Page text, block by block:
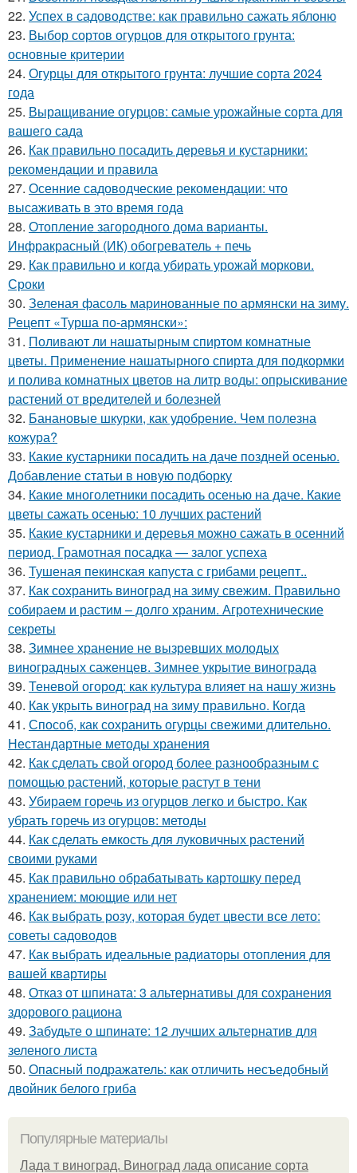
22. Успех в садоводстве: как правильно сажать яблоню
23. Выбор сортов огурцов для открытого грунта:
основные критерии
24. Огурцы для открытого грунта: лучшие сорта 2024
года
25. Выращивание огурцов: самые урожайные сорта для
вашего сада
26. Как правильно посадить деревья и кустарники:
рекомендации и правила
27. Осенние садоводческие рекомендации: что
высаживать в это время года
28. Отопление загородного дома варианты.
Инфракрасный (ИК) обогреватель + печь
29. Как правильно и когда убирать урожай моркови.
Сроки
30. Зеленая фасоль маринованные по армянски на зиму.
Рецепт «Турша по-армянски»:
31. Поливают ли нашатырным спиртом комнатные
цветы. Применение нашатырного спирта для подкормки
и полива комнатных цветов на литр воды: опрыскивание
растений от вредителей и болезней
32. Банановые шкурки, как удобрение. Чем полезна
кожура?
33. Какие кустарники посадить на даче поздней осенью.
Добавление статьи в новую подборку
34. Какие многолетники посадить осенью на даче. Какие
цветы сажать осенью: 10 лучших растений
35. Какие кустарники и деревья можно сажать в осенний
период. Грамотная посадка — залог успеха
36. Тушеная пекинская капуста с грибами рецепт..
37. Как сохранить виноград на зиму свежим. Правильно
собираем и растим – долго храним. Агротехнические
секреты
38. Зимнее хранение не вызревших молодых
виноградных саженцев. Зимнее укрытие винограда
39. Теневой огород: как культура влияет на нашу жизнь
40. Как укрыть виноград на зиму правильно. Когда
41. Способ, как сохранить огурцы свежими длительно.
Нестандартные методы хранения
42. Как сделать свой огород более разнообразным с
помощью растений, которые растут в тени
43. Убираем горечь из огурцов легко и быстро. Как
убрать горечь из огурцов: методы
44. Как сделать емкость для луковичных растений
своими руками
45. Как правильно обрабатывать картошку перед
хранением: моющие или нет
46. Как выбрать розу, которая будет цвести все лето:
советы садоводов
47. Как выбрать идеальные радиаторы отопления для
вашей квартиры
48. Отказ от шпината: 3 альтернативы для сохранения
здорового рациона
49. Забудьте о шпинате: 12 лучших альтернатив для
зеленого листа
50. Опасный подражатель: как отличить несъедобный
двойник белого гриба
Популярные материалы
Лада т виноград. Виноград лада описание сорта